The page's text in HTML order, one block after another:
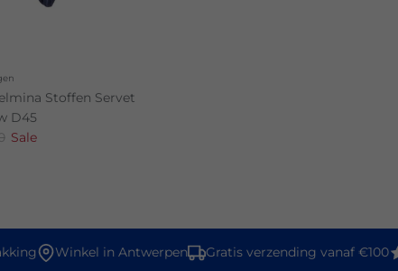
Stoffen Servet
D45
Sale
Winkel in Antwerpen Gratis verzending vanaf €100